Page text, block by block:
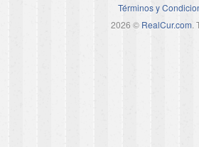
Términos y
2026 © RealCur.com.